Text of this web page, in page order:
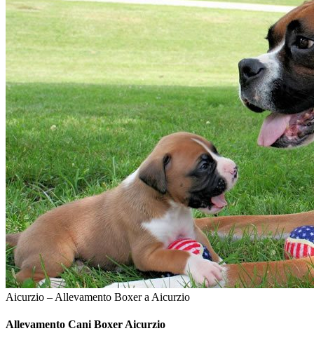
Aicurzio – Allevamento Boxer a Aicurzio
Allevamento Cani Boxer Aicurzio